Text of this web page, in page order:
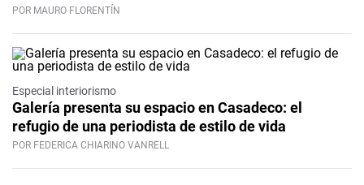
POR MAURO FLORENTÍN
Especial interiorismo
Galería presenta su espacio en Casadeco: el
refugio de una periodista de estilo de vida
POR FEDERICA CHIARINO VANRELL